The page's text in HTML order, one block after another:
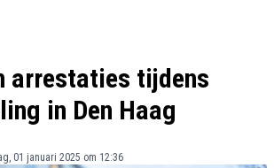
arrestaties tijdens
in Den Haag
01 januari 2025 om 12:36